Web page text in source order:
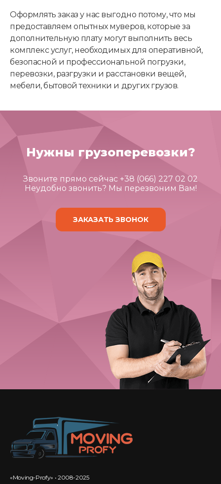
Оформлять заказ у нас выгодно потому, что мы
предоставляем опытных муверов, которые за
дополнительную плату могут выполнить весь
комплекс услуг, необходимых для оперативной,
безопасной и профессиональной погрузки,
перевозки, разгрузки и расстановки вещей,
мебели, бытовой техники и других грузов.
Нужны грузоперевозки?
Звоните прямо сейчас +38 (066) 227 02 02
Неудобно звонить? Мы перезвоним Вам!
ЗАКАЗАТЬ ЗВОНОК
«Moving-Profy» • 2008-2025